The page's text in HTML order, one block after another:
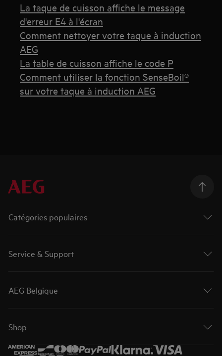
La taque de cuisson affiche le message
d'erreur E4 à l'écran
Comment nettoyer votre taque à induction
AEG
La table de cuisson affiche le code P
Comment utiliser la fonction SenseBoil®
sur votre taque à induction AEG
Catégories populaires
Service & Support
AEG Belgique
Shop